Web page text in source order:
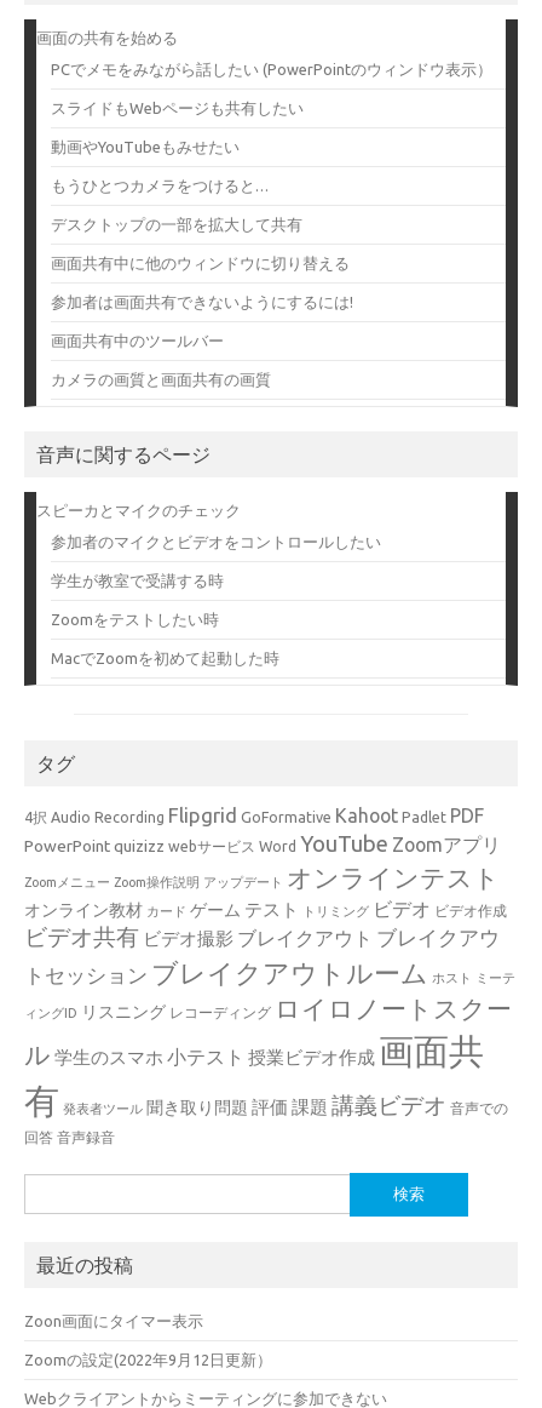
画面の共有を始める
PCでメモをみながら話したい (PowerPointのウィンドウ表示）
スライドもWebページも共有したい
動画やYouTubeもみせたい
もうひとつカメラをつけると…
デスクトップの一部を拡大して共有
画面共有中に他のウィンドウに切り替える
参加者は画面共有できないようにするには!
画面共有中のツールバー
カメラの画質と画面共有の画質
音声に関するページ
スピーカとマイクのチェック
参加者のマイクとビデオをコントロールしたい
学生が教室で受講する時
Zoomをテストしたい時
MacでZoomを初めて起動した時
タグ
4択 Audio Recording Flipgrid GoFormative Kahoot Padlet PDF
PowerPointquizizz webサービス Word YouTube Zoomアプリ
Zoomメニュー Zoom操作説明 アップデート オンラインテスト
オンライン教材 カード ゲーム テスト トリミング ビデオ ビデオ作成
ビデオ共有 ビデオ撮影 ブレイクアウト ブレイクアウ
トセッション ブレイクアウトルーム ホスト ミーテ
ィングID リスニング レコーディング ロイロノートスクー
ル 学生のスマホ 小テスト 授業ビデオ作成 画面共
有 発表者ツール 聞き取り問題 評価 課題 講義ビデオ 音声での
回答 音声録音
索:
最近の投稿
Zoon画面にタイマー表示
Zoomの設定(2022年9月12日更新）
Webクライアントからミーティングに参加できない